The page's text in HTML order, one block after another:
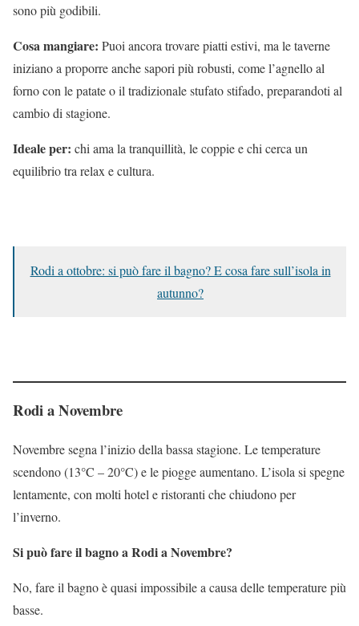
sono più godibili.
Cosa mangiare: Puoi ancora trovare piatti estivi, ma le taverne
iniziano a proporre anche sapori più robusti, come l’agnello al
forno con le patate o il tradizionale stufato stifado, preparandoti al
cambio di stagione.
Ideale per: chi ama la tranquillità, le coppie e chi cerca un
equilibrio tra relax e cultura.
Rodi a ottobre: si può fare il bagno? E cosa fare sull’isola in
autunno?
Rodi a Novembre
Novembre segna l’inizio della bassa stagione. Le temperature
scendono (13°C – 20°C) e le piogge aumentano. L’isola si spegne
lentamente, con molti hotel e ristoranti che chiudono per
l’inverno.
Si può fare il bagno a Rodi a Novembre?
No, fare il bagno è quasi impossibile a causa delle temperature più
basse.